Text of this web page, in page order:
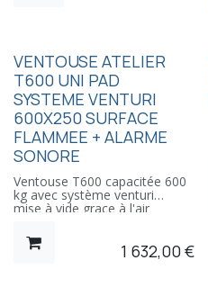
VENTOUSE ATELIER
T600 UNI PAD
SYSTEME VENTURI
600X250 SURFACE
FLAMMEE + ALARME
SONORE
Ventouse T600 capacitée 600
kg avec système venturi
mise à vide grace à l'air
Taille patin 600x250mm
Pour surfaces polies et1 632,00€